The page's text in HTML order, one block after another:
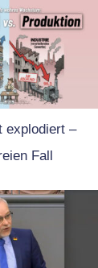
explodiert –
Fall